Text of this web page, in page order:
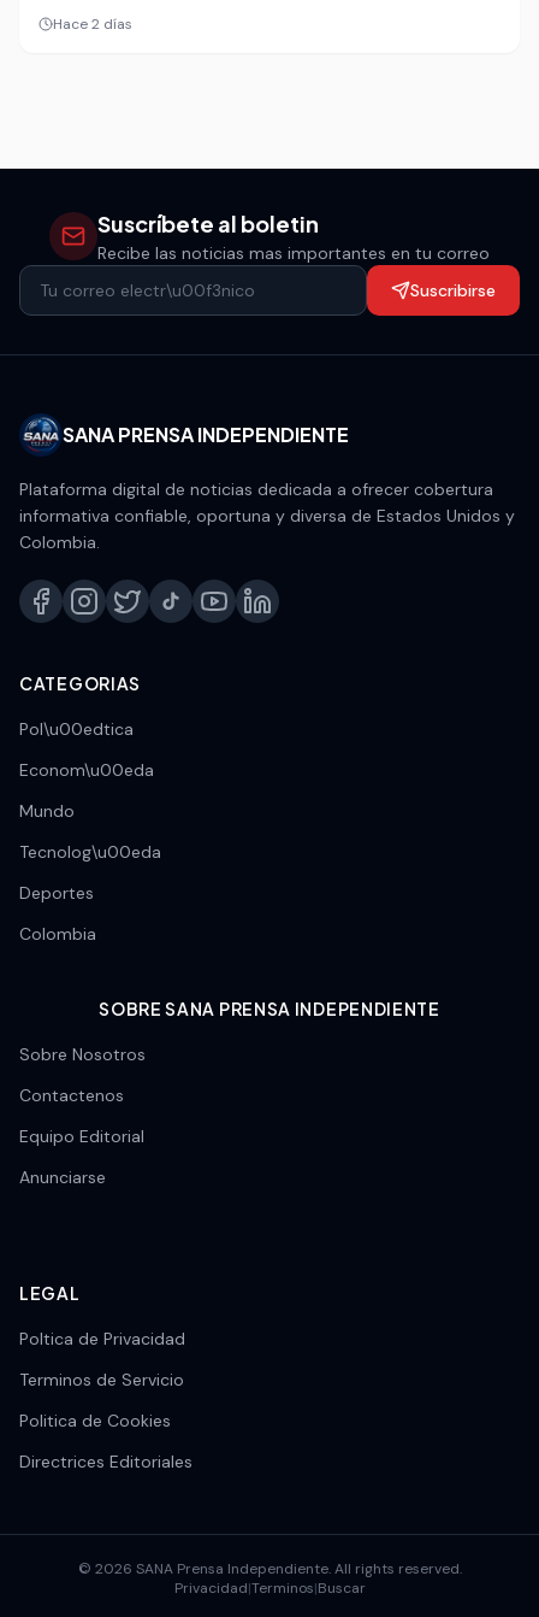
el segundo parcial, la selección juvenil busca consolidar
una ventaja que puede marcar su estreno en el torneo.
Hace 2 días
Suscríbete al boletin
Recibe las noticias mas importantes en tu correo
Suscribirse
SANA PRENSA INDEPENDIENTE
Plataforma digital de noticias dedicada a ofrecer cobertura
informativa confiable, oportuna y diversa de Estados Unidos y
Colombia.
CATEGORIAS
Pol\u00edtica
Econom\u00eda
Mundo
Tecnolog\u00eda
Deportes
Colombia
SOBRE SANA PRENSA INDEPENDIENTE
Sobre Nosotros
Contactenos
Equipo Editorial
Anunciarse
LEGAL
Poltica de Privacidad
Terminos de Servicio
Politica de Cookies
Directrices Editoriales
© 2026 SANA Prensa Independiente. All rights reserved.
Privacidad|Terminos|Buscar